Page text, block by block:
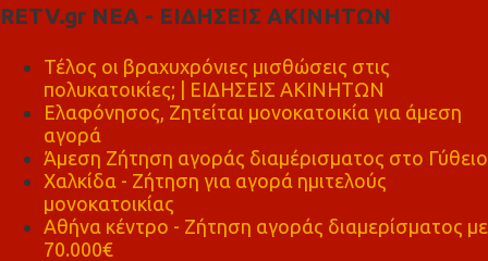
RETV.gr ΝΕΑ - ΕΙΔΗΣΕΙΣ ΑΚΙΝΗΤΩΝ
Τέλος οι βραχυχρόνιες μισθώσεις στις
πολυκατοικίες; | ΕΙΔΗΣΕΙΣ ΑΚΙΝΗΤΩΝ
Ελαφόνησος, Ζητείται μονοκατοικία για άμεση
αγορά
Άμεση Ζήτηση αγοράς διαμέρισματος στο Γύθειο
Χαλκίδα - Ζήτηση για αγορά ημιτελούς
μονοκατοικίας
Αθήνα κέντρο - Ζήτηση αγοράς διαμερίσματος με
70.000€